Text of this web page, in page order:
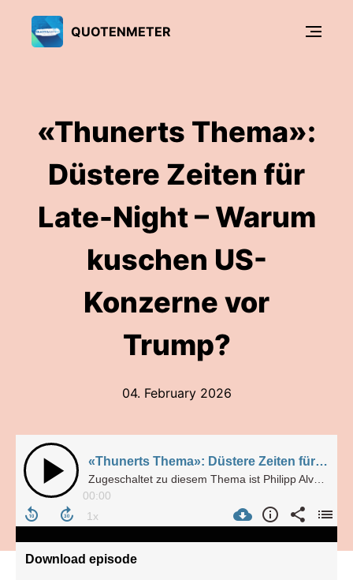
QUOTENMETER
«Thunerts Thema»:
Düstere Zeiten für
Late-Night – Warum
kuschen US-
Konzerne vor
Trump?
04. February 2026
«Thunerts Thema»: Düstere Zeiten für Late-Night – Warum kuschen US-Konzerne vor Trump?
00:00
Download episode